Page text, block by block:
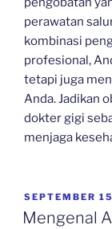
perawatan
kombinasi
profesional,
tetapi juga
Anda. Jadikan
dokter gigi
menjaga
POSTED
ON
SEPTEMBER
Mengenal